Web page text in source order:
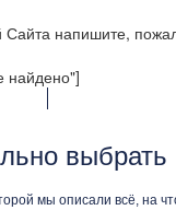
Сайта напишите,
найдено"]
выбрать
мы описали всё, на